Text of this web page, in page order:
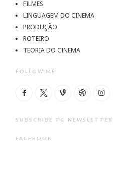
FILMES
LINGUAGEM DO CINEMA
PRODUÇÃO
ROTEIRO
TEORIA DO CINEMA
FOLLOW ME
SUBSCRIBE TO NEWSLETTER
FACEBOOK